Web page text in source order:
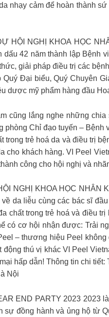
nhạy cảm để hoàn thành
HỘI NGHỊ KHOA HỌC
42 năm thành lập Bệnh
giải pháp điều trị các
Quý Đại biểu, Quý Chuyên
dược mỹ phẩm hàng đầu
cũng lắng nghe những
phòng Chỉ đạo tuyến –
trong trẻ hoá da và điều trị
cho khách hàng. VI Peel
công cho hội nghị và
NGHỊ KHOA HỌC NHÂN
da liễu cùng các bác sĩ
chất trong trẻ hoá và điều
có cơ hội nhận được: Trải
– thương hiệu Peel
thú vị khác VI Peel
hấp dẫn! Thông tin chi
Nội
END PARTY 2023 2023
sự đồng hành và ủng hộ từ